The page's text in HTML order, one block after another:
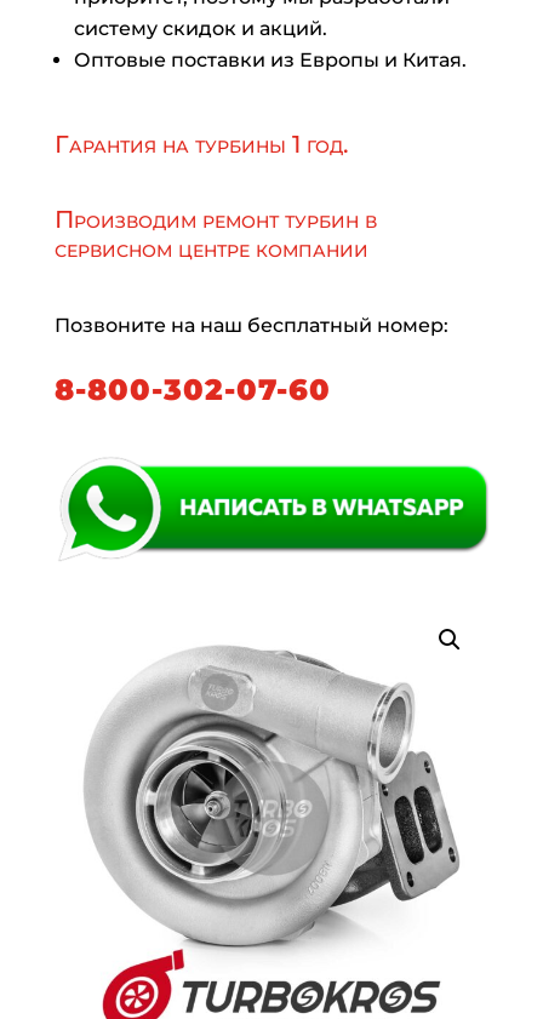
систему скидок и акций.
Оптовые поставки из Европы и Китая.
Гарантия на турбины 1 год.
Производим ремонт турбин в
сервисном центре компании
Позвоните на наш бесплатный номер:
8-800-302-07-60